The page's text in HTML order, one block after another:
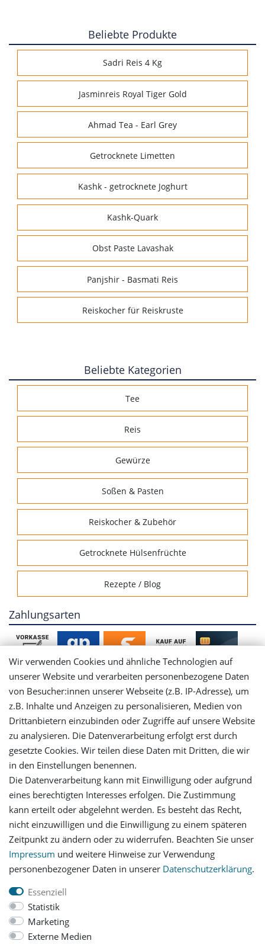
Beliebte Produkte
Sadri Reis 4 Kg
Jasminreis Royal Tiger Gold
Ahmad Tea - Earl Grey
Getrocknete Limetten
Kashk - getrocknete Joghurt
Kashk-Quark
Obst Paste Lavashak
Panjshir - Basmati Reis
Reiskocher für Reiskruste
Beliebte Kategorien
Tee
Reis
Gewürze
Soßen & Pasten
Reiskocher & Zubehör
Getrocknete Hülsenfrüchte
Rezepte / Blog
Zahlungsarten
Mein Konto
Login
Registrieren
Versandinformationen
Let's stay connected
Impressum
Wir verwenden Cookies und ähnliche Technologien auf
unserer Website und verarbeiten personenbezogene Daten
von Besucher:innen unserer Webseite (z.B. IP-Adresse), um
z.B. Inhalte und Anzeigen zu personalisieren, Medien von
Drittanbietern einzubinden oder Zugriffe auf unsere Website
zu analysieren. Die Datenverarbeitung erfolgt erst durch
gesetzte Cookies. Wir teilen diese Daten mit Dritten, die wir
in den Einstellungen benennen.
Die Datenverarbeitung kann mit Einwilligung oder aufgrund
eines berechtigten Interesses erfolgen. Die Zustimmung
kann erteilt oder abgelehnt werden. Es besteht das Recht,
nicht einzuwilligen und die Einwilligung zu einem späteren
Zeitpunkt zu ändern oder zu widerrufen. Beachten Sie unser
Impressum und weitere Hinweise zur Verwendung
personenbezogener Daten in unserer Daten­schutz­erklärung.
Essenziell
Statistik
Marketing
Externe Medien